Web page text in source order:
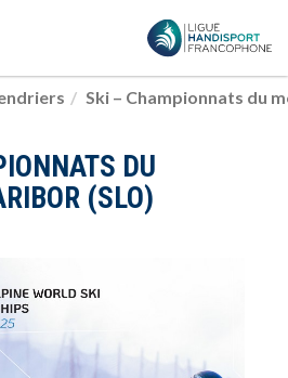
Ski – Championnats du
DU
(SLO)